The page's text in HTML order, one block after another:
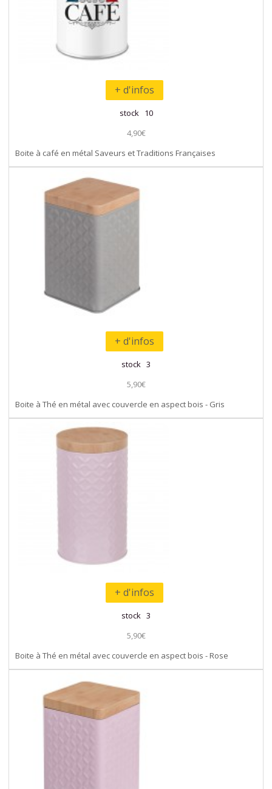
+ d'infos
stock 10
4,90€
Boite à café en métal Saveurs et Traditions Françaises
+ d'infos
stock 3
5,90€
Boite à Thé en métal avec couvercle en aspect bois - Gris
+ d'infos
stock 3
5,90€
Boite à Thé en métal avec couvercle en aspect bois - Rose